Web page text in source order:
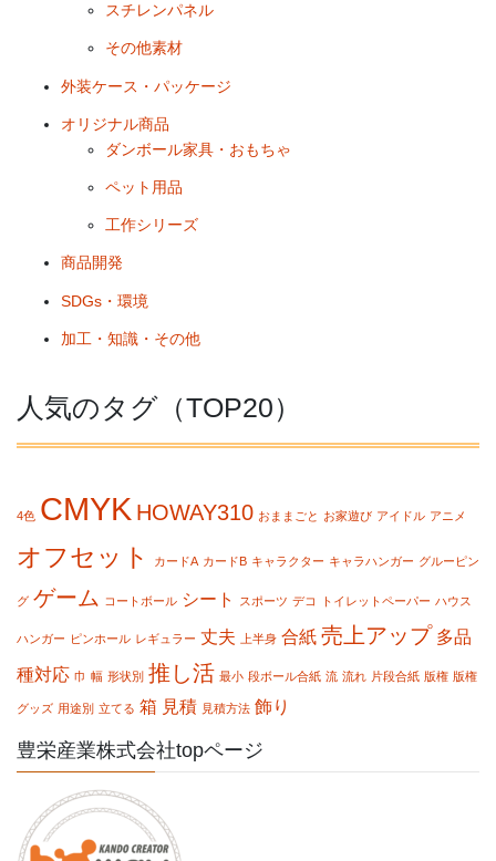
スチレンパネル
その他素材
外装ケース・パッケージ
オリジナル商品
ダンボール家具・おもちゃ
ペット用品
工作シリーズ
商品開発
SDGs・環境
加工・知識・その他
人気のタグ（TOP20）
4色 CMYK HOWAY310 おままごと お家遊び アイドル アニメ
オフセット カードA カードB キャラクター キャラハンガー グルーピン
グ ゲーム コートボール シート スポーツ デコ トイレットペーパー ハウス
ハンガー ピンホール レギュラー 丈夫 上半身 合紙 売上アップ 多品
種対応 巾 幅 形状別 推し活 最小 段ボール合紙 流 流れ 片段合紙 版権 版権
グッズ 用途別 立てる 箱 見積 見積方法 飾り
豊栄産業株式会社topページ